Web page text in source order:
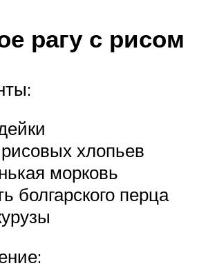
рагу с рисом
хлопьев
морковь
болгарского перца